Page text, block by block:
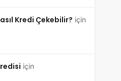
Kredi Çekebilir? için
için